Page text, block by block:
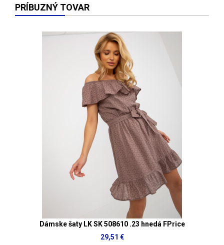
PRÍBUZNÝ TOVAR
Dámske šaty LK SK 508610 .23 hnedá FPrice
29,51 €